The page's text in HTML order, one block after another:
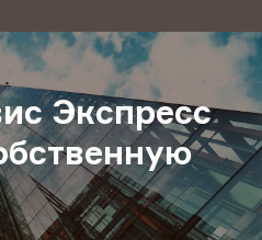
Экспресс